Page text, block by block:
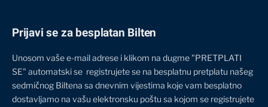
Prijavi se za besplatan Bilten
Unosom vaše e-mail adrese i klikom na dugme "PRETPLATI
SE" automatski se registrujete se na besplatnu pretplatu našeg
sedmičnog Biltena sa dnevnim vijestima koje vam besplatno
dostavljamo na vašu elektronsku poštu sa kojom se registrujete